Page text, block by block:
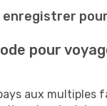
enregistrer
pour
aux multiples